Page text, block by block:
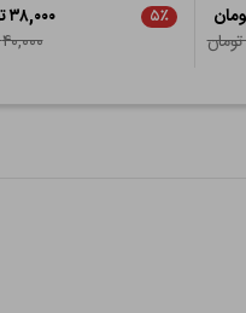
۵٪
۳۸,۰۰۰ تومان
۴۰,۰۰۰ تومان